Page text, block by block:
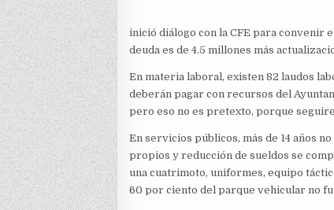
inició diálogo con la CFE para convenir
deuda es de 4.5 millones más
En materia laboral, existen 82 laudos
deberán pagar con recursos del
pero eso no es pretexto, porque
En servicios públicos, más de 14 años
propios y reducción de sueldos se
una cuatrimoto, uniformes, equipo
60 por ciento del parque vehicular no